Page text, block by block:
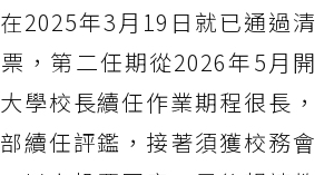
2025年3月19日就已通過清
，第二任期從2026年5月開
學校長續任作業期程很長，
續任評鑑，接著須獲校務會